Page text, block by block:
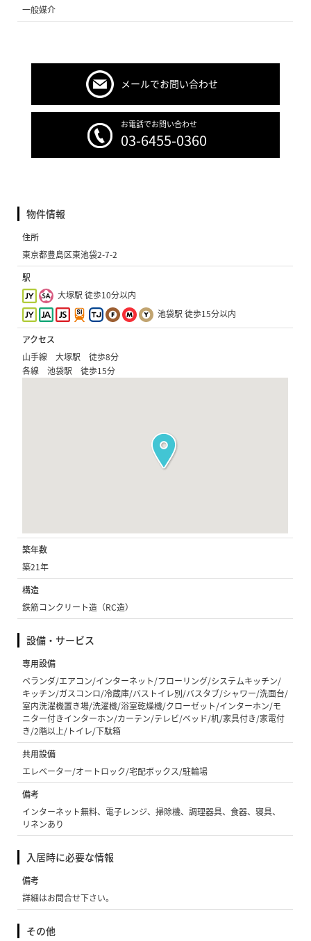
一般媒介
メールでお問い合わせ
お電話でお問い合わせ
03-6455-0360
物件情報
住所
東京都豊島区東池袋2-7-2
駅
大塚駅 徒歩10分以内
池袋駅 徒歩15分以内
アクセス
山手線 大塚駅 徒歩8分
各線 池袋駅 徒歩15分
築年数
築21年
構造
鉄筋コンクリート造（RC造）
設備・サービス
専用設備
ベランダ/エアコン/インターネット/フローリング/システムキッチン/
キッチン/ガスコンロ/冷蔵庫/バストイレ別/バスタブ/シャワー/洗面台/
室内洗濯機置き場/洗濯機/浴室乾燥機/クローゼット/インターホン/モ
ニター付きインターホン/カーテン/テレビ/ベッド/机/家具付き/家電付
き/2階以上/トイレ/下駄箱
共用設備
エレベーター/オートロック/宅配ボックス/駐輪場
備考
インターネット無料、電子レンジ、掃除機、調理器具、食器、寝具、
リネンあり
入居時に必要な情報
備考
詳細はお問合せ下さい。
その他